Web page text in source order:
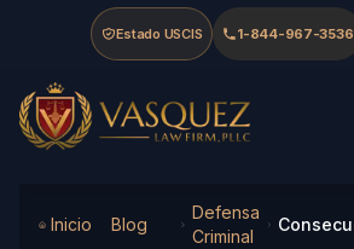
Skip to main content
Skip to navigation
Skip to footer
Estado USCIS 1-844-967-3536
Vasquez Law Firm - Home
Inicio Blog
Defensa
Criminal